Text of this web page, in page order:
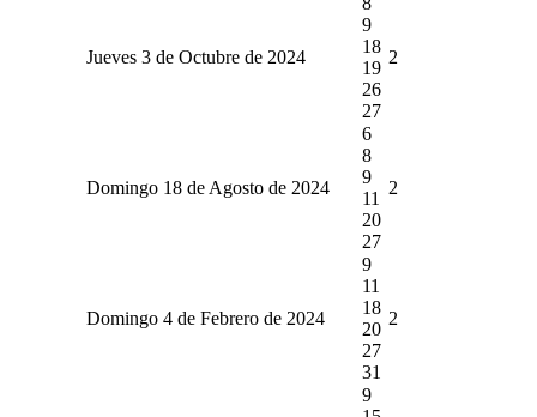
Jueves 3 de Octubre de 2024
9
18
19
26
27
2
Domingo 18 de Agosto de 2024
6
8
9
11
20
27
2
Domingo 4 de Febrero de 2024
9
11
18
20
27
31
2
9